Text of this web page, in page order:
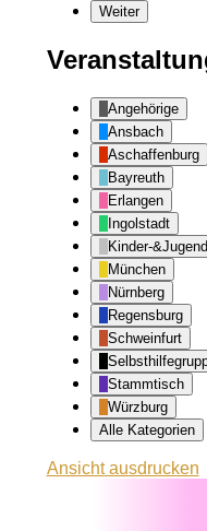
Weiter
Angehörige
Ansbach
Aschaffenburg
Bayreuth
Erlangen
Ingolstadt
Kinder-&Jugend
München
Nürnberg
Regensburg
Schweinfurt
Stammtisch
Würzburg
Alle Kategorien
Ansichtausdrucken